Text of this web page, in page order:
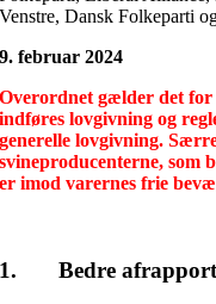
Venstre, Dansk Folkeparti
9. februar 2024
Overordnet gælder det for
indføres lovgivning og
generelle lovgivning.
svineproducenterne, som
er imod varernes frie
1. Bedre